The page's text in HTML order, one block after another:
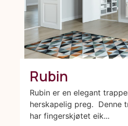
Rubin
Rubin er en elegant
herskapelig preg. Denne
har fingerskjøtet eik...